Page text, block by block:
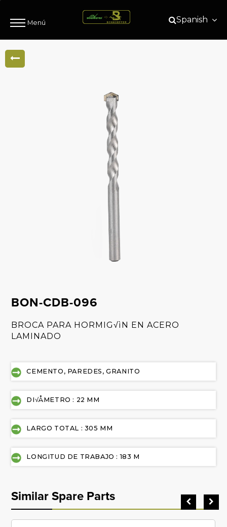
Menú Spanish
BON-CDB-096
BROCA PARA HORMIG√ìN EN ACERO
LAMINADO
CEMENTO, PAREDES, GRANITO
DI√ÅMETRO : 22 MM
LARGO TOTAL : 305 MM
LONGITUD DE TRABAJO : 183 M
Similar Spare Parts